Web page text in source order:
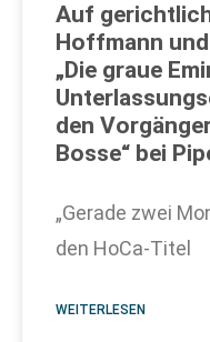
Auf
Hoffmann
„Die graue
den
Bosse“ bei
„Gerade zwei
den HoCa-Titel
WEITERLESEN